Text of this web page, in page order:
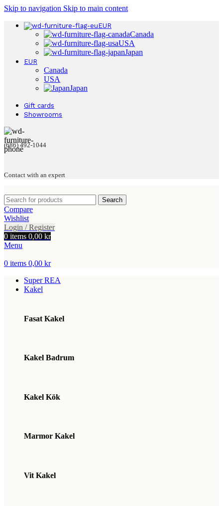
Skip to navigation Skip to main content
EUR
Canada
USA
Japan
EUR
Canada
USA
Japan
Gift cards
Showrooms
(686) 492-1044
Contact with an expert
Search
Compare
Wishlist
Login / Register
0 items 0,00 kr
Menu
0 items 0,00 kr
Super REA
Kakel
Fasat Kakel
Kakel Badrum
Kakel Kök
Marmor Kakel
Vit Kakel